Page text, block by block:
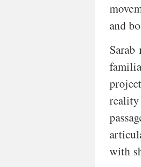
and
Sarab
reality
with